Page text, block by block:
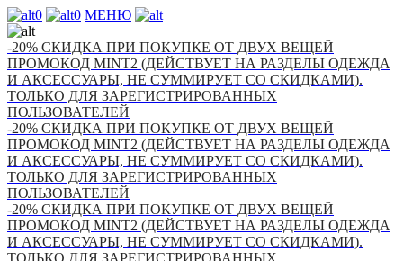
0 0 МЕНЮ
-20% СКИДКА ПРИ ПОКУПКЕ ОТ ДВУХ ВЕЩЕЙ
ПРОМОКОД MINT2 (ДЕЙСТВУЕТ НА РАЗДЕЛЫ ОДЕЖДА
И АКСЕССУАРЫ, НЕ СУММИРУЕТ СО СКИДКАМИ).
ТОЛЬКО ДЛЯ ЗАРЕГИСТРИРОВАННЫХ
ПОЛЬЗОВАТЕЛЕЙ
-20% СКИДКА ПРИ ПОКУПКЕ ОТ ДВУХ ВЕЩЕЙ
ПРОМОКОД MINT2 (ДЕЙСТВУЕТ НА РАЗДЕЛЫ ОДЕЖДА
И АКСЕССУАРЫ, НЕ СУММИРУЕТ СО СКИДКАМИ).
ТОЛЬКО ДЛЯ ЗАРЕГИСТРИРОВАННЫХ
ПОЛЬЗОВАТЕЛЕЙ
-20% СКИДКА ПРИ ПОКУПКЕ ОТ ДВУХ ВЕЩЕЙ
ПРОМОКОД MINT2 (ДЕЙСТВУЕТ НА РАЗДЕЛЫ ОДЕЖДА
И АКСЕССУАРЫ, НЕ СУММИРУЕТ СО СКИДКАМИ).
ТОЛЬКО ДЛЯ ЗАРЕГИСТРИРОВАННЫХ